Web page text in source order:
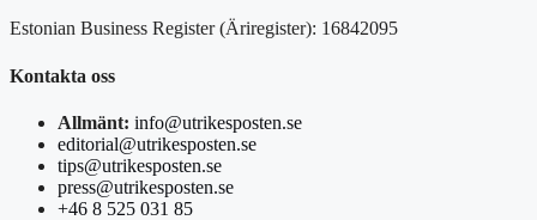
Estonian Business Register (Äriregister): 16842095
Kontakta oss
Allmänt: info@utrikesposten.se
editorial@utrikesposten.se
tips@utrikesposten.se
press@utrikesposten.se
+46 8 525 031 85